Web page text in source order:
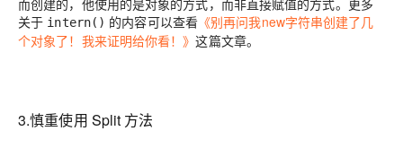
而创建的，他使用的是对象的方式，而非直接赋值的方式。更多
关于 intern() 的内容可以查看 《别再问我new字符串创建了几
个对象了！我来证明给你看！》这篇文章。
3.慎重使用 Split 方法